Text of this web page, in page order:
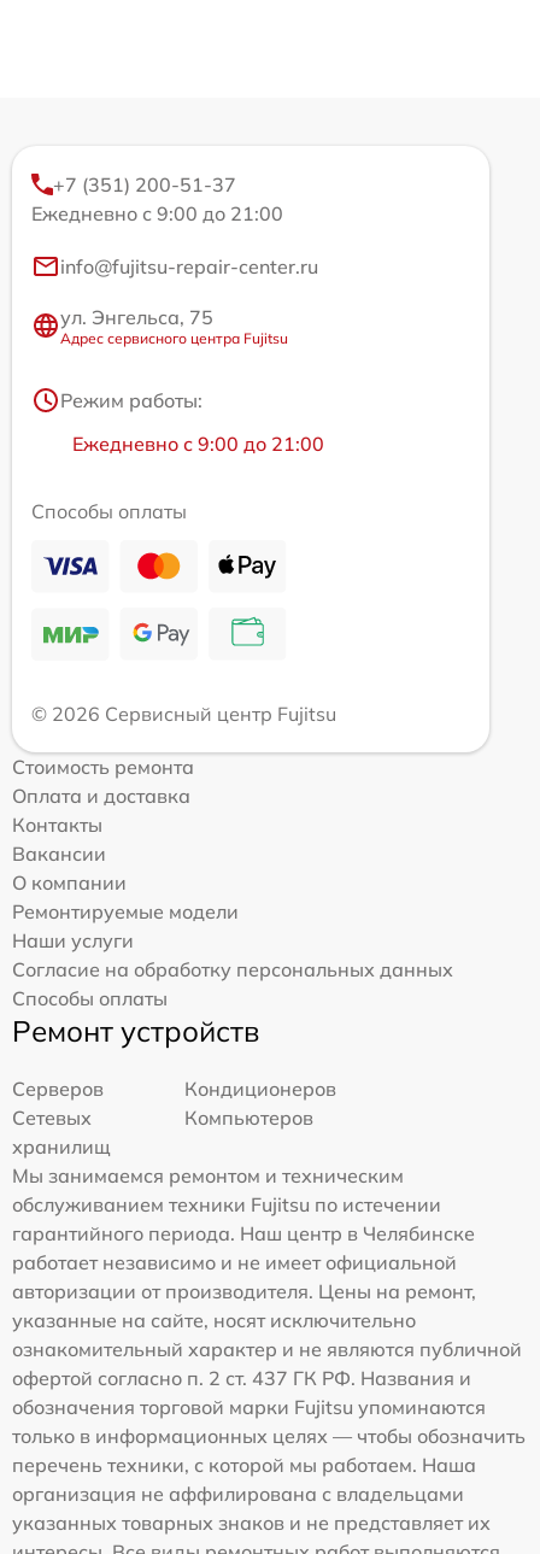
+7 (351) 200-51-37
Ежедневно с 9:00 до 21:00
info@fujitsu-repair-center.ru
ул. Энгельса, 75
Адрес сервисного центра Fujitsu
Режим работы:
Ежедневно с 9:00 до 21:00
Способы оплаты
© 2026 Сервисный центр Fujitsu
Стоимость ремонта
Оплата и доставка
Контакты
Вакансии
О компании
Ремонтируемые модели
Наши услуги
Согласие на обработку персональных данных
Способы оплаты
Ремонт устройств
Серверов
Кондиционеров
Сетевых
хранилищ
Компьютеров
Мы занимаемся ремонтом и техническим
обслуживанием техники Fujitsu по истечении
гарантийного периода. Наш центр в Челябинске
работает независимо и не имеет официальной
авторизации от производителя. Цены на ремонт,
указанные на сайте, носят исключительно
ознакомительный характер и не являются публичной
офертой согласно п. 2 ст. 437 ГК РФ. Названия и
обозначения торговой марки Fujitsu упоминаются
только в информационных целях — чтобы обозначить
перечень техники, с которой мы работаем. Наша
организация не аффилирована с владельцами
указанных товарных знаков и не представляет их